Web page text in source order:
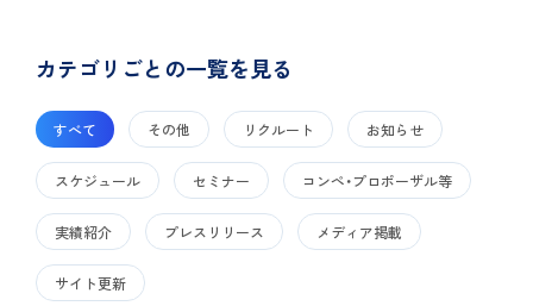
カテゴリごとの一覧を見る
すべて その他 リクルート お知らせ
スケジュール セミナー コンペ・プロポーザル等
実績紹介 プレスリリース メディア掲載
サイト更新